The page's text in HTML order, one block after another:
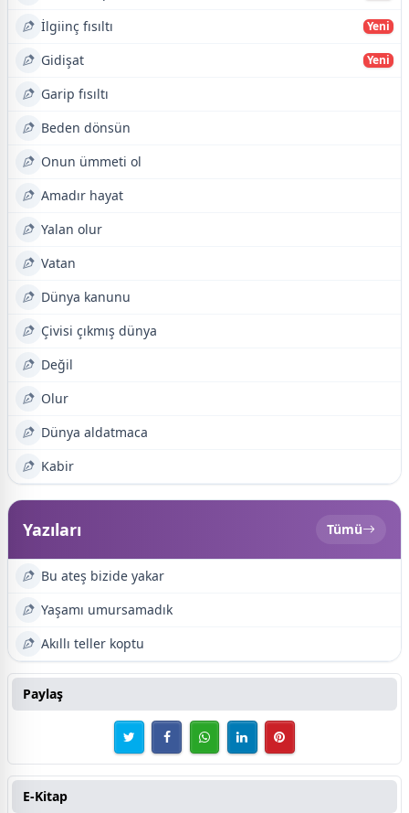
İlgiinç fısıltı Yeni
Gidişat Yeni
Garip fısıltı
Beden dönsün
Onun ümmeti ol
Amadır hayat
Yalan olur
Vatan
Dünya kanunu
Çivisi çıkmış dünya
Değil
Olur
Dünya aldatmaca
Kabir
Yazıları Tümü
Bu ateş bizide yakar
Yaşamı umursamadık
Akıllı teller koptu
Paylaş
E-Kitap